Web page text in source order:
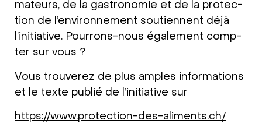
ma­teurs, de la gastro­no­mie et de la pro­tec­
tion de l’en­vi­ron­ne­ment sou­ti­en­nent déjà
l’initia­ti­ve. Pour­rons-nous éga­le­ment comp­
ter sur vous ?
Vous trou­verez de plus amp­les infor­ma­ti­ons
et le tex­te publié de l’initia­ti­ve sur
https://www.protection-des-aliments.ch/